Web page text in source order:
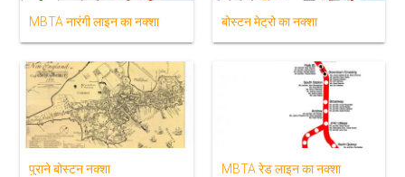
MBTA नारंगी लाइन का नक्शा बोस्टन मेट्रो का नक्शा
पुराने बोस्टन नक्शा MBTA रेड लाइन का नक्शा